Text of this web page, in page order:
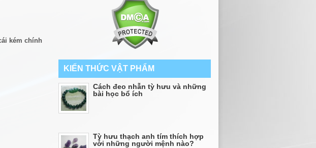
kém chính
KIẾN THỨC VẬT PHẨM
Cách đeo nhẫn tỳ hưu và những
bài học bổ ích
Tỳ hưu thạch anh tím thích hợp
với những người mệnh nào?